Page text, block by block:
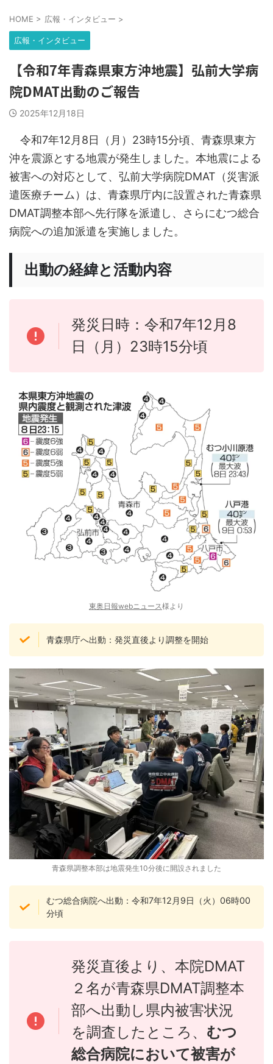
HOME > 広報・インタビュー >
広報・インタビュー
【令和7年青森県東方沖地震】弘前大学病
院DMAT出動のご報告
2025年12月18日
令和7年12月8日（月）23時15分頃、青森県東方
沖を震源とする地震が発生しました。本地震による
被害への対応として、弘前大学病院DMAT（災害派
遣医療チーム）は、青森県庁内に設置された青森県
DMAT調整本部へ先行隊を派遣し、さらにむつ総合
病院への追加派遣を実施しました。
出動の経緯と活動内容
発災日時：令和7年12月8
日（月）23時15分頃
東奥日報webニュース様より
青森県庁へ出動：発災直後より調整を開始
青森県調整本部は地震発生10分後に開設されました
むつ総合病院へ出動：令和7年12月9日（火）06時00
分頃
発災直後より、本院DMAT
２名が青森県DMAT調整本
部へ出動し県内被害状況
を調査したところ、 むつ
総合病院において被害が